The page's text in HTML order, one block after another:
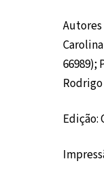
Autores
66989);
Rodrigo
Edição: